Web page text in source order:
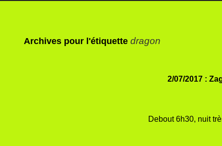
Archives pour l'étiquette dragon
2/07/2017 :
Debout 6h30, nuit